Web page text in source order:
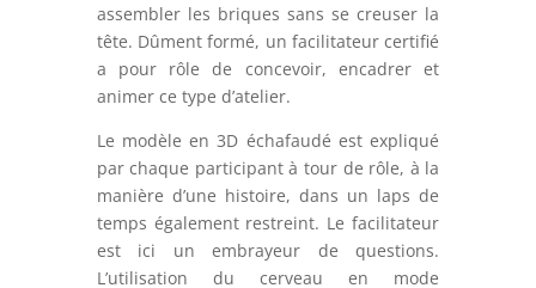
assembler les briques sans se creuser la
tête. Dûment formé, un facilitateur certifié
a pour rôle de concevoir, encadrer et
animer ce type d’atelier.
Le modèle en 3D échafaudé est expliqué
par chaque participant à tour de rôle, à la
manière d’une histoire, dans un laps de
temps également restreint. Le facilitateur
est ici un embrayeur de questions.
L’utilisation du cerveau en mode